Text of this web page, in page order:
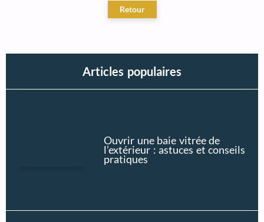
Articles populaires
Ouvrir une baie vitrée de
l’extérieur : astuces et conseils
pratiques